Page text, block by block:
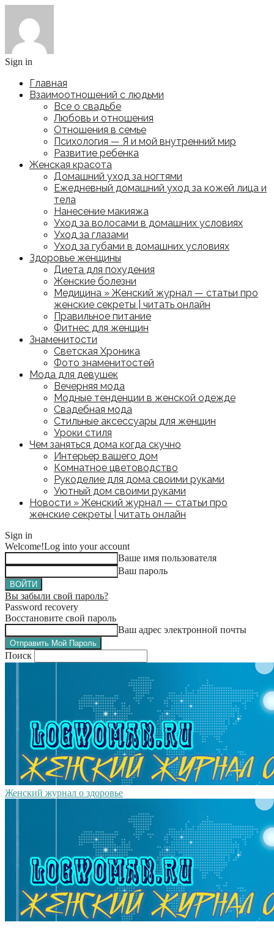
Sign in
Главная
Взаимоотношений с людьми
Все о свадьбе
Любовь и отношения
Отношения в семье
Психология — Я и мой внутренний мир
Развитие ребенка
Женская красота
Домашний уход за ногтями
Ежедневный домашний уход за кожей лица и
тела
Нанесение макияжа
Уход за волосами в домашних условиях
Уход за глазами
Уход за губами в домашних условиях
Здоровье женщины
Диета для похудения
Женские болезни
Медицина » Женский журнал — статьи про
женские секреты | читать онлайн
Правильное питание
Фитнес для женщин
Знаменитости
Светская Хроника
Фото знаменитостей
Мода для девушек
Вечерняя мода
Модные тенденции в женской одежде
Свадебная мода
Стильные аксессуары для женщин
Уроки стиля
Чем заняться дома когда скучно
Интерьер вашего дом
Комнатное цветоводство
Рукоделие для дома своими руками
Уютный дом своими руками
Новости » Женский журнал — статьи про
женские секреты | читать онлайн
Sign in
Welcome!Log into your account
Ваше имя пользователя
Ваш пароль
Вы забыли свой пароль?
Password recovery
Восстановите свой пароль
Ваш адрес электронной почты
Поиск
Женский журнал о здоровье